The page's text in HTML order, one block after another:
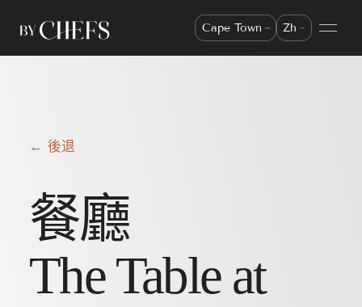
Cape Town Zh
← 後退
餐廳
The Table at